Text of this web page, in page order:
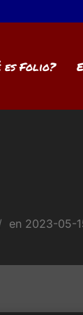
es Folio?
en Publicado
2023-05-